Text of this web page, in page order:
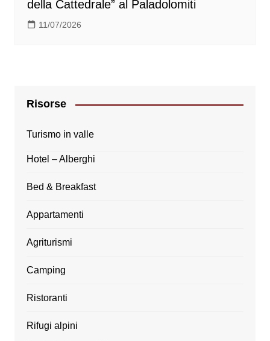
della Cattedrale” al Paladolomiti
11/07/2026
Risorse
Turismo in valle
Hotel – Alberghi
Bed & Breakfast
Appartamenti
Agriturismi
Camping
Ristoranti
Rifugi alpini